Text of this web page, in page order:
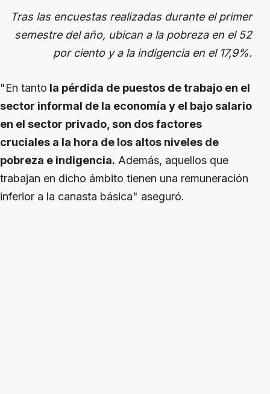
Tras las encuestas realizadas durante el primer
semestre del año, ubican a la pobreza en el 52
por ciento y a la indigencia en el 17,9%.
"En tanto la pérdida de puestos de trabajo en el
sector informal de la economía y el bajo salario
en el sector privado, son dos factores
cruciales a la hora de los altos niveles de
pobreza e indigencia. Además, aquellos que
trabajan en dicho ámbito tienen una remuneración
inferior a la canasta básica" aseguró.